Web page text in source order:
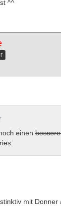
^^
einen
mit Donner